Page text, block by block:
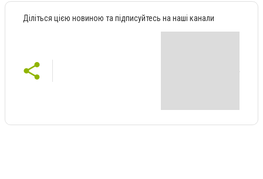
Діліться цією новиною та підписуйтесь на наші канали